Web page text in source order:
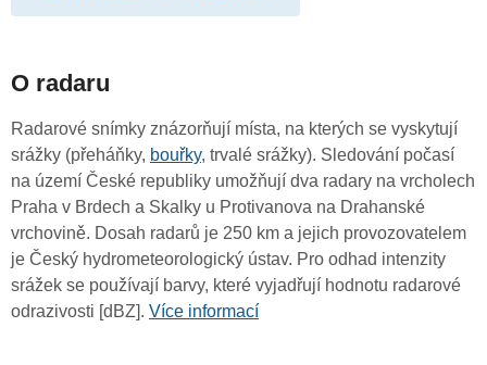
O radaru
Radarové snímky znázorňují místa, na kterých se vyskytují
srážky (přeháňky, bouřky, trvalé srážky). Sledování počasí
na území České republiky umožňují dva radary na vrcholech
Praha v Brdech a Skalky u Protivanova na Drahanské
vrchovině. Dosah radarů je 250 km a jejich provozovatelem
je Český hydrometeorologický ústav. Pro odhad intenzity
srážek se používají barvy, které vyjadřují hodnotu radarové
odrazivosti [dBZ]. Více informací